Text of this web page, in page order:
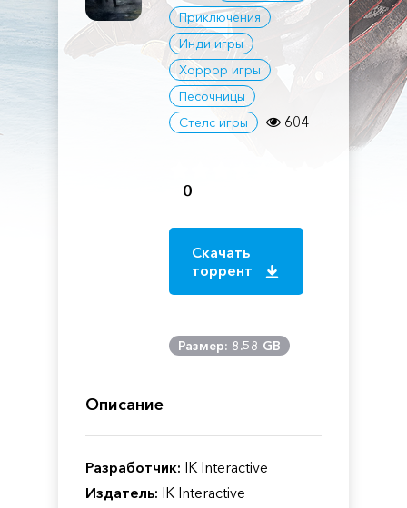
Приключения
Инди игры
Хоррор игры
Песочницы
Стелс игры
604
0
Скачать
торрент
Размер: 8.58 GB
Описание
Разработчик: IK Interactive
Издатель: IK Interactive